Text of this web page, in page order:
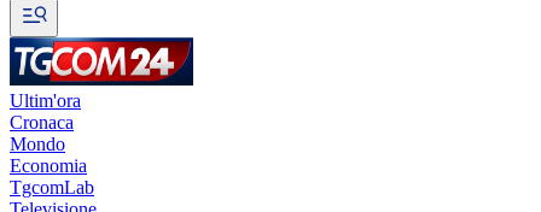
Ultim'ora
Cronaca
Mondo
Economia
TgcomLab